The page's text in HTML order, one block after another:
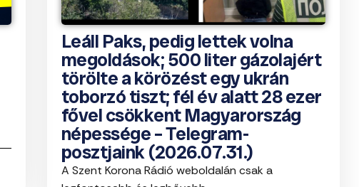
Leáll Paks, pedig lettek volna
megoldások; 500 liter gázolajért
törölte a körözést egy ukrán
toborzó tiszt; fél év alatt 28 ezer
fővel csökkent Magyarország
népessége – Telegram-
posztjaink (2026.07.31.)
A Szent Korona Rádió weboldalán csak a